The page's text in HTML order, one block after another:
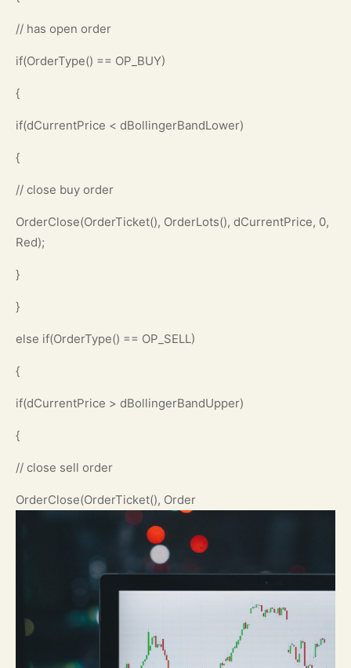
// has open order
if(OrderType() == OP_BUY)
{
if(dCurrentPrice < dBollingerBandLower)
{
// close buy order
OrderClose(OrderTicket(), OrderLots(), dCurrentPrice, 0,
Red);
}
}
else if(OrderType() == OP_SELL)
{
if(dCurrentPrice > dBollingerBandUpper)
{
// close sell order
OrderClose(OrderTicket(), Order